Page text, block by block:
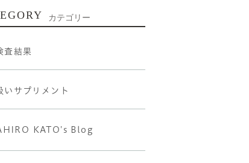
カテゴリー
査結果
いサプリメント
KATO's Blog